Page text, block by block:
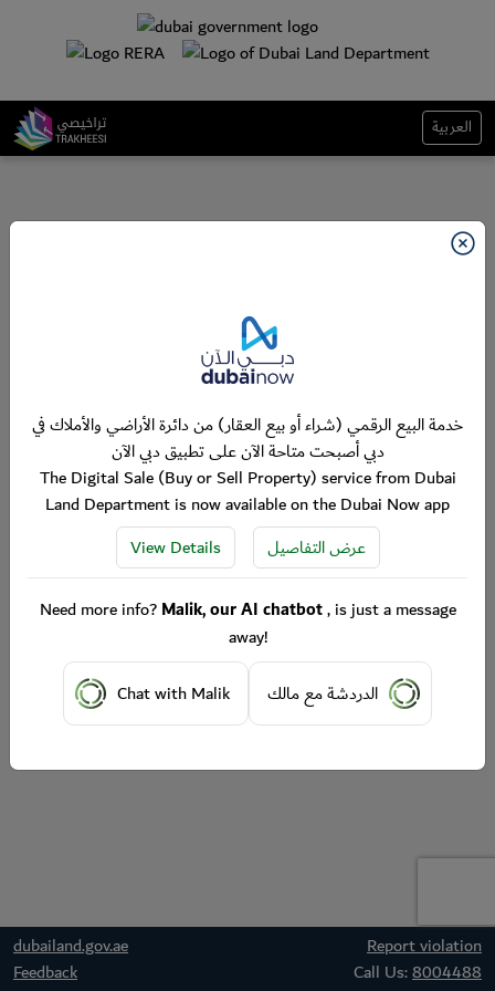
العربية
dubailand.gov.ae
Report violation
Feedback
Call Us:8004488
خدمة البيع الرقمي (شراء أو بيع العقار) من دائرة الأراضي والأملاك في
دبي أصبحت متاحة الآن على تطبيق دبي الآن
The Digital Sale (Buy or Sell Property) service from Dubai
Land Department is now available on the Dubai Now app
View Details
عرض التفاصيل
Need more info?Malik, our AI chatbot, is just a message
away!
Chat with Malik
الدردشة مع مالك